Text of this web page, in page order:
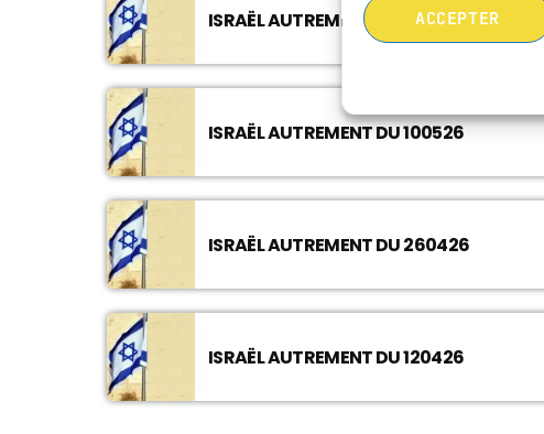
ACCEPTER
ISRAËL AUTREMENT DU 240526
ISRAËL AUTREMENT DU 100526
ISRAËL AUTREMENT DU 260426
ISRAËL AUTREMENT DU 120426